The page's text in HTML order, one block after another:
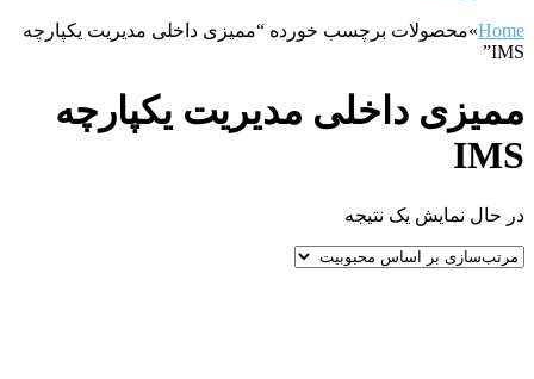
Home
»محصولات برچسب خورده “ممیزی داخلی مدیریت یکپارچه
IMS”
ممیزی داخلی مدیریت یکپارچه
IMS
در حال نمایش یک نتیجه